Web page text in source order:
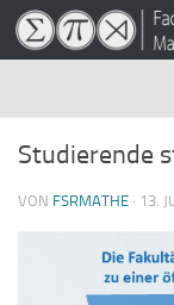
Zum Inhalt
Studierende
VON FSRMATHE · 13.